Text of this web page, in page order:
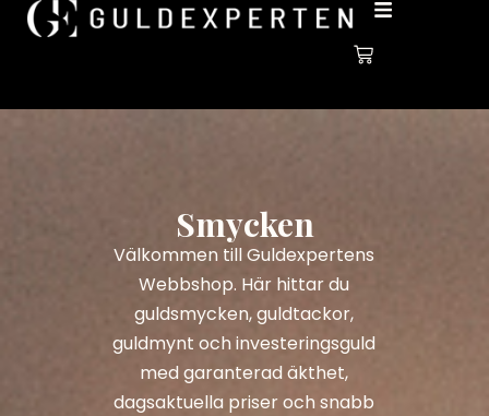
Smycken
Välkommen till Guldexpertens
Webbshop. Här hittar du
guldsmycken, guldtackor,
guldmynt och investeringsguld
med garanterad äkthet,
dagsaktuella priser och snabb